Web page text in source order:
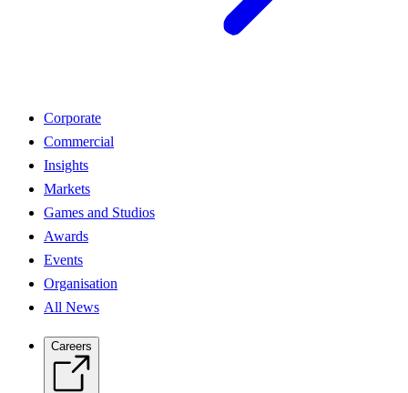
Corporate
Commercial
Insights
Markets
Games and Studios
Awards
Events
Organisation
All News
Careers